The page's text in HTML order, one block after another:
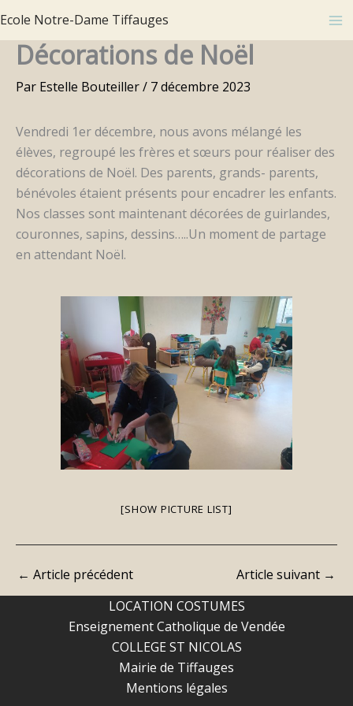
au
contenu
Ecole Notre-Dame Tiffauges
Décorations de Noël
Par Estelle Bouteiller/ 7 décembre 2023
Vendredi 1er décembre, nous avons mélangé les
élèves, regroupé les frères et sœurs pour réaliser des
décorations de Noël. Des parents, grands- parents,
bénévoles étaient présents pour encadrer les enfants.
Nos classes sont maintenant décorées de guirlandes,
couronnes, sapins, dessins…..Un moment de partage
en attendant Noël.
[SHOW PICTURE LIST]
← Article précédent Article suivant →
LOCATION COSTUMES
Enseignement Catholique de Vendée
COLLEGE ST NICOLAS
Mairie de Tiffauges
Mentions légales